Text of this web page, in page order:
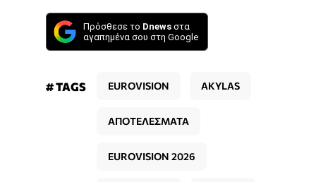
Πρόσθεσε το Dnews στα
αγαπημένα σου στη Google
# TAGS EUROVISION AKYLAS
ΑΠΟΤΕΛΕΣΜΑΤΑ
EUROVISION 2026